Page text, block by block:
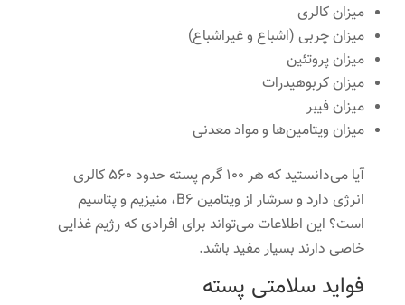
میزان کالری
میزان چربی (اشباع و غیراشباع)
میزان پروتئین
میزان کربوهیدرات
میزان فیبر
میزان ویتامین‌ها و مواد معدنی
آیا می‌دانستید که هر 100 گرم پسته حدود 560 کالری
انرژی دارد و سرشار از ویتامین B6، منیزیم و پتاسیم
است؟ این اطلاعات می‌تواند برای افرادی که رژیم غذایی
خاصی دارند بسیار مفید باشد.
فواید سلامتی پسته